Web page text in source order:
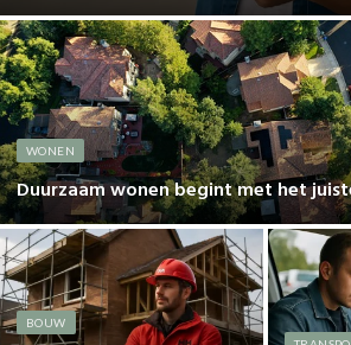
WONEN
Duurzaam wonen begint met het
BOUW